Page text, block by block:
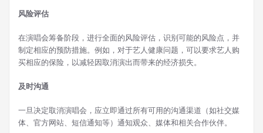
风险评估
在演唱会筹备阶段，进行全面的风险评估，识别可能的风险点，并
制定相应的预防措施。例如，对于艺人健康问题，可以要求艺人购
买相应的保险，以减轻因取消演出而带来的经济损失。
及时沟通
一旦决定取消演唱会，应立即通过所有可用的沟通渠道（如社交媒
体、官方网站、短信通知等）通知观众、媒体和相关合作伙伴。